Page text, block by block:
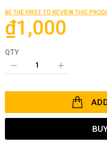
images
gallery
BE THE FIRST TO REVIEW THIS
₫1,000
QTY